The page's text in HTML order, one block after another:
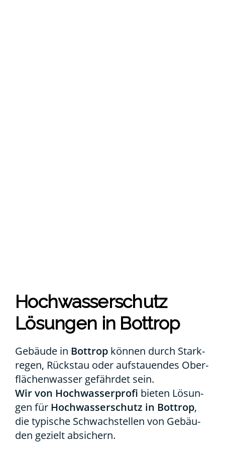
Hoch­was­ser­schutz
Lösun­gen in Bot­trop
Gebäu­de in Bot­trop kön­nen durch Stark­
re­gen, Rück­stau oder auf­stau­en­des Ober­
flä­chen­was­ser gefähr­det sein.
Wir von Hoch­was­ser­pro­fi bie­ten Lösun­
gen für Hoch­was­ser­schutz in Bot­trop,
die typi­sche Schwach­stel­len von Gebäu­
den gezielt absi­chern.